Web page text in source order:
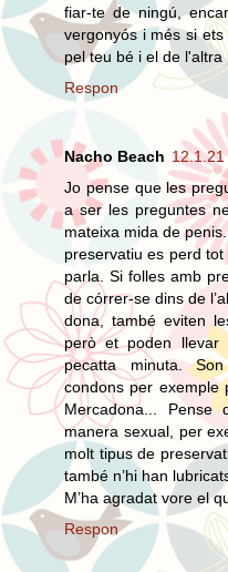
fiar-te de ningú,
vergonyós i més si
pel teu bé i el de l'altra
Respon
Nacho Beach 12.1.21
Jo pense que les
a ser les preguntes
mateixa mida de
preservatiu es perd
parla. Si folles amb
de córrer-se dins de
dona, també eviten
però et poden llevar
pecatta minuta.
condons per exemple
Mercadona...
manera sexual, per
molt tipus de
també n’hi han
M’ha agradat vore el
Respon